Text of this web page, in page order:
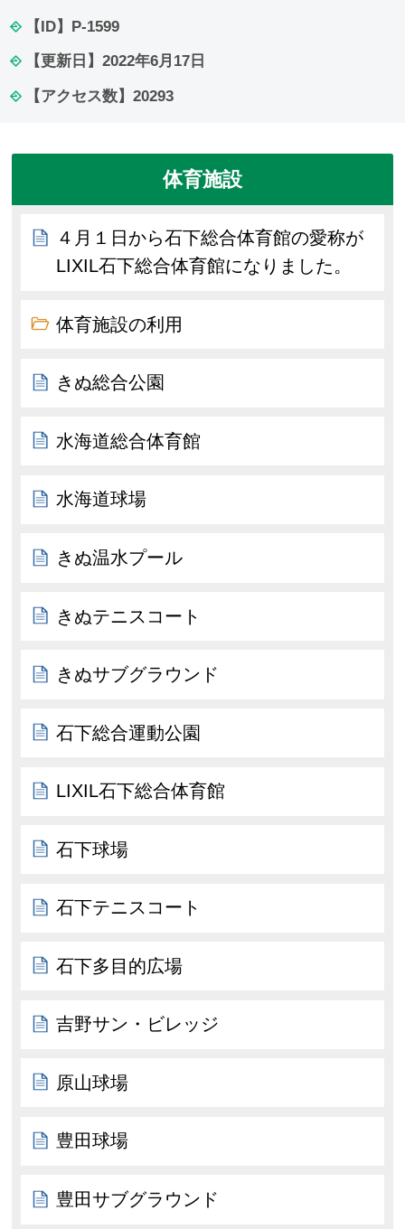
【ID】 P-1599
【更新日】 2022年6月17日
【アクセス数】 20293
体育施設
４月１日から石下総合体育館の愛称が
LIXIL石下総合体育館になりました。
体育施設の利用
きぬ総合公園
水海道総合体育館
水海道球場
きぬ温水プール
きぬテニスコート
きぬサブグラウンド
石下総合運動公園
LIXIL石下総合体育館
石下球場
石下テニスコート
石下多目的広場
吉野サン・ビレッジ
原山球場
豊田球場
豊田サブグラウンド